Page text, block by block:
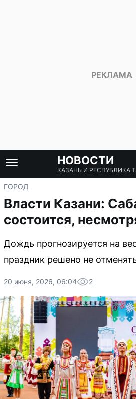
НОВОСТИ
КАЗАНЬ И РЕСПУБЛИКА
ГОРОД
Власти Казани:
состоится,
Дождь прогнозируется на
праздник решено не
20 июня, 2026, 06:04 2